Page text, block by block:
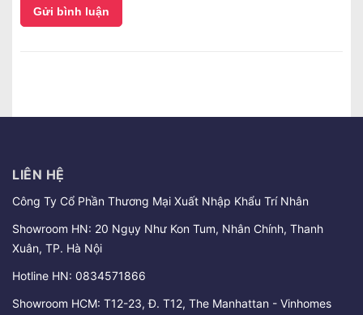
Gửi bình luận
LIÊN HỆ
Công Ty Cổ Phần Thương Mại Xuất Nhập Khẩu Trí Nhân
Showroom HN: 20 Ngụy Như Kon Tum, Nhân Chính, Thanh
Xuân, TP. Hà Nội
Hotline HN: 0834571866
Showroom HCM: T12-23, Đ. T12, The Manhattan - Vinhomes